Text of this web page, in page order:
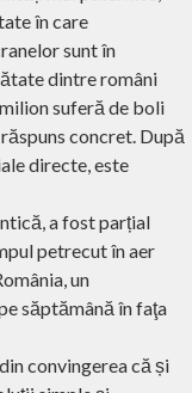
în care
sunt în
dintre români
suferă de boli
concret. După
directe, este
a fost parțial
petrecut în aer
un
săptămână în faţa
convingerea că și